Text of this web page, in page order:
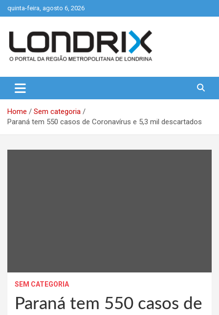
to
quinta-feira, agosto 6, 2026
Londrix
Home
Sem categoria
Paraná tem 550 casos de Coronavírus e 5,3 mil descartados
SEM CATEGORIA
Paraná tem 550 casos de